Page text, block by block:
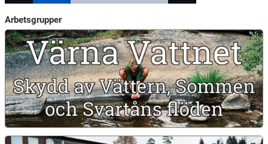
Arbetsgrupper